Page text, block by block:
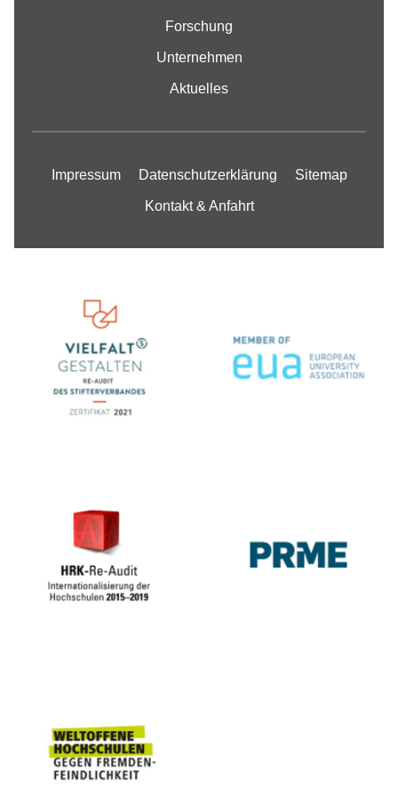
Forschung
Unternehmen
Aktuelles
Impressum Datenschutzerklärung Sitemap
Kontakt & Anfahrt